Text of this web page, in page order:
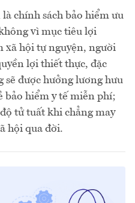
chính sách bảo hiểm ưu
vì mục tiêu lợi
xã hội tự nguyện, người
lợi thiết thực, đặc
sẽ được hưởng lương hưu
bảo hiểm y tế miễn phí;
tử tuất khi chẳng may
hội qua đời.